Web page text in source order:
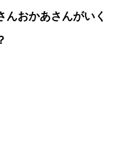
おかあさんがいく